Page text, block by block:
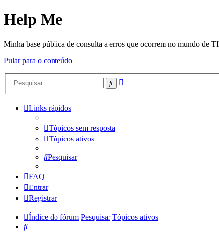
Help Me
Minha base pública de consulta a erros que ocorrem no mundo de TI
Pular para o conteúdo
Pesquisar
Links rápidos
Tópicos sem resposta
Tópicos ativos
Pesquisar
FAQ
Entrar
Registrar
Índice do fórum Pesquisar Tópicos ativos
Pesquisar